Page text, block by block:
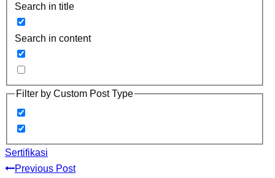
Search in title
Search in content
Filter by Custom Post Type
Sertifikasi
Previous Post